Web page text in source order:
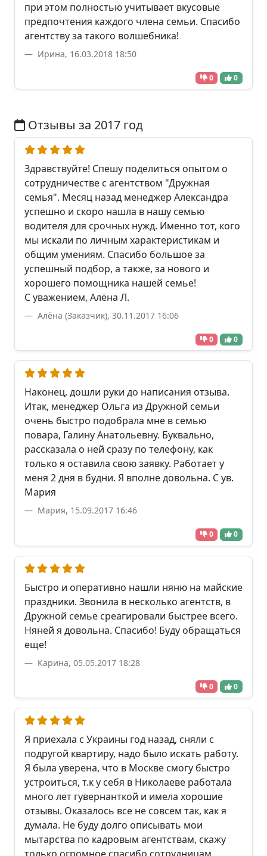
при этом полностью учитывает вкусовые
предпочтения каждого члена семьи. Спасибо
агентству за такого волшебника!
Ирина, 16.03.2018 18:50
0 0
Отзывы за 2017 год
Здравствуйте! Спешу поделиться опытом о
сотрудничестве с агентством "Дружная
семья". Месяц назад менеджер Александра
успешно и скоро нашла в нашу семью
водителя для срочных нужд. Именно тот, кого
мы искали по личным характеристикам и
общим умениям. Спасибо большое за
успешный подбор, а также, за нового и
хорошего помощника нашей семье!
С уважением, Алёна Л.
Алёна (Заказчик), 30.11.2017 16:06
0 0
Наконец, дошли руки до написания отзыва.
Итак, менеджер Ольга из Дружной семьи
очень быстро подобрала мне в семью
повара, Галину Анатольевну. Буквально,
рассказала о ней сразу по телефону, как
только я оставила свою заявку. Работает у
меня 2 дня в будни. Я вполне довольна. С ув.
Мария
Мария, 15.09.2017 16:46
0 0
Быстро и оперативно нашли няню на майские
праздники. Звонила в несколько агентств, в
Дружной семье среагировали быстрее всего.
Няней я довольна. Спасибо! Буду обращаться
еще!
Карина, 05.05.2017 18:28
0 0
Я приехала с Украины год назад, сняли с
подругой квартиру, надо было искать работу.
Я была уверена, что в Москве смогу быстро
устроиться, т.к у себя в Николаеве работала
много лет гувернанткой и имела хорошие
отзывы. Оказалось все не совсем так, как я
думала. Не буду долго описывать мои
мытарства по кадровым агентствам, скажу